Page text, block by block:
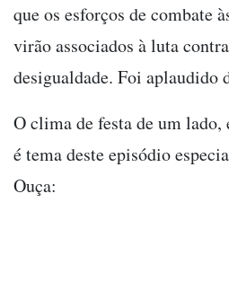
que os esforços de combate
virão associados à luta
desigualdade. Foi aplaudido
O clima de festa de um
é tema deste episódio
Ouça: